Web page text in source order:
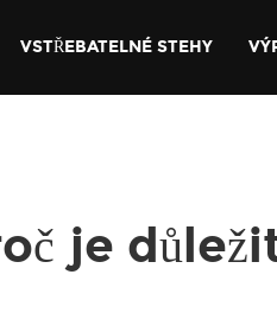
VSTŘEBATELNÉ STEHY
je